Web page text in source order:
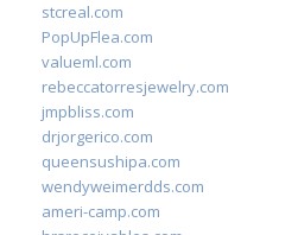
stcreal.com
PopUpFlea.com
valueml.com
rebeccatorresjewelry.com
jmpbliss.com
drjorgerico.com
queensushipa.com
wendyweimerdds.com
ameri-camp.com